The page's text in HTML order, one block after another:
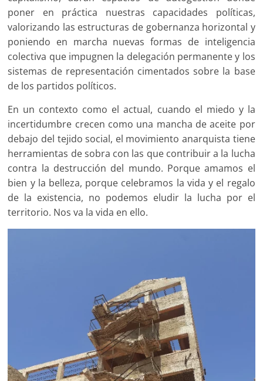
poner en práctica nuestras capacidades políticas,
valorizando las estructuras de gobernanza horizontal y
poniendo en marcha nuevas formas de inteligencia
colectiva que impugnen la delegación permanente y los
sistemas de representación cimentados sobre la base
de los partidos políticos.
En un contexto como el actual, cuando el miedo y la
incertidumbre crecen como una mancha de aceite por
debajo del tejido social, el movimiento anarquista tiene
herramientas de sobra con las que contribuir a la lucha
contra la destrucción del mundo. Porque amamos el
bien y la belleza, porque celebramos la vida y el regalo
de la existencia, no podemos eludir la lucha por el
territorio. Nos va la vida en ello.